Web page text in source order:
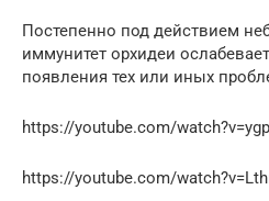
Постепенно под действием
иммунитет орхидеи
появления тех или иных
https://youtube.com/
https://youtube.com/